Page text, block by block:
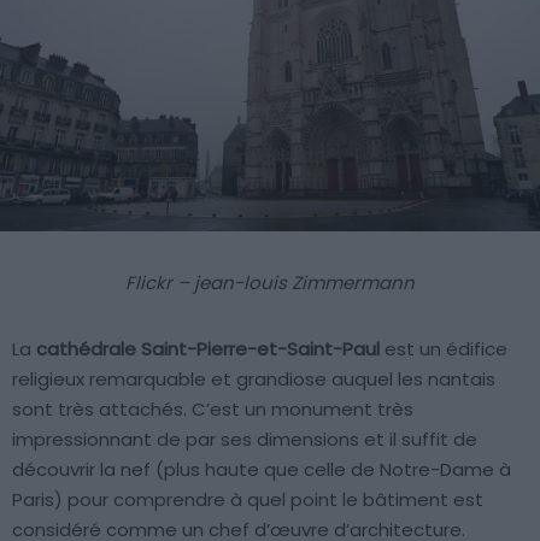
Flickr – jean-louis Zimmermann
La cathédrale Saint-Pierre-et-Saint-Paul est un édifice
religieux remarquable et grandiose auquel les nantais
sont très attachés. C’est un monument très
impressionnant de par ses dimensions et il suffit de
découvrir la nef (plus haute que celle de Notre-Dame à
Paris) pour comprendre à quel point le bâtiment est
considéré comme un chef d’œuvre d’architecture.